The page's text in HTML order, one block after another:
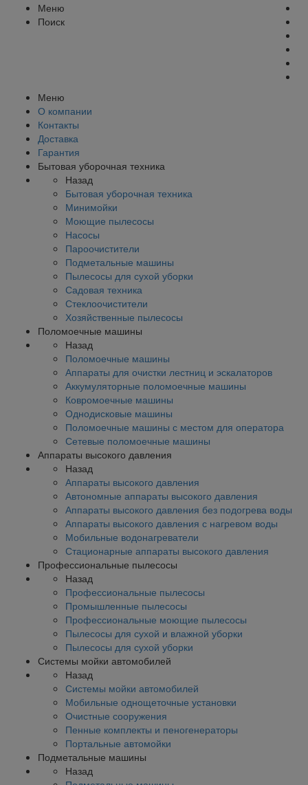
Меню
Поиск
Меню
О компании
Контакты
Доставка
Гарантия
Бытовая уборочная техника
Назад
Бытовая уборочная техника
Минимойки
Моющие пылесосы
Насосы
Пароочистители
Подметальные машины
Пылесосы для сухой уборки
Садовая техника
Стеклоочистители
Хозяйственные пылесосы
Поломоечные машины
Назад
Поломоечные машины
Аппараты для очистки лестниц и эскалаторов
Аккумуляторные поломоечные машины
Ковромоечные машины
Однодисковые машины
Поломоечные машины с местом для оператора
Сетевые поломоечные машины
Аппараты высокого давления
Назад
Аппараты высокого давления
Автономные аппараты высокого давления
Аппараты высокого давления без подогрева воды
Аппараты высокого давления с нагревом воды
Мобильные водонагреватели
Стационарные аппараты высокого давления
Профессиональные пылесосы
Назад
Профессиональные пылесосы
Промышленные пылесосы
Профессиональные моющие пылесосы
Пылесосы для сухой и влажной уборки
Пылесосы для сухой уборки
Системы мойки автомобилей
Назад
Системы мойки автомобилей
Мобильные однощеточные установки
Очистные сооружения
Пенные комплекты и пеногенераторы
Портальные автомойки
Подметальные машины
Назад